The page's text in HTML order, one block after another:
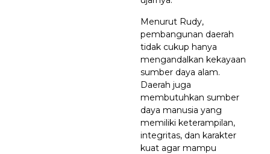
Menurut Rudy,
pembangunan daerah
tidak cukup hanya
mengandalkan kekayaan
sumber daya alam.
Daerah juga
membutuhkan sumber
daya manusia yang
memiliki keterampilan,
integritas, dan karakter
kuat agar mampu